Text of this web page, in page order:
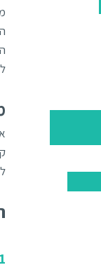
1 - חוויות מותאמות לכל דור